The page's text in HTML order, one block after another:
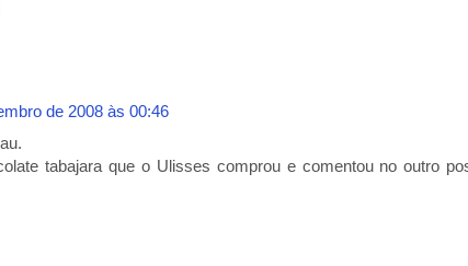
de 2008 às 00:46
tabajara que o Ulisses comprou e comentou no outro